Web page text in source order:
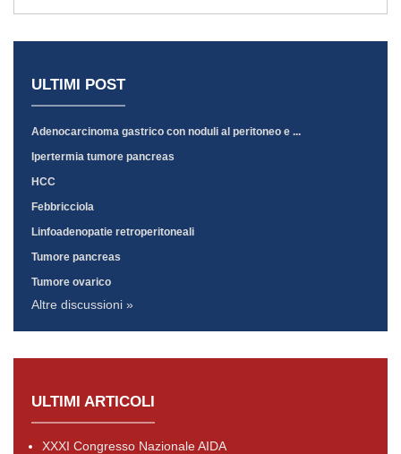
ULTIMI POST
Adenocarcinoma gastrico con noduli al peritoneo e ...
Ipertermia tumore pancreas
HCC
Febbricciola
Linfoadenopatie retroperitoneali
Tumore pancreas
Tumore ovarico
Altre discussioni »
ULTIMI ARTICOLI
XXXI Congresso Nazionale AIDA